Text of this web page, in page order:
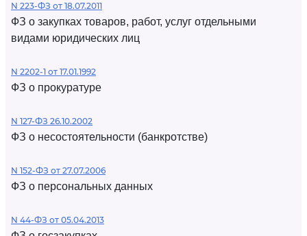
N 223-ФЗ от 18.07.2011
ФЗ о закупках товаров, работ, услуг отдельными
видами юридических лиц
N 2202-1 от 17.01.1992
ФЗ о прокуратуре
N 127-ФЗ 26.10.2002
ФЗ о несостоятельности (банкротстве)
N 152-ФЗ от 27.07.2006
ФЗ о персональных данных
N 44-ФЗ от 05.04.2013